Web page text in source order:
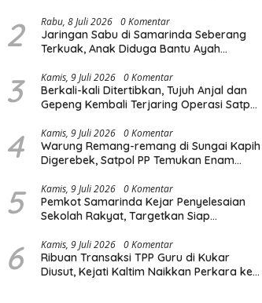
2 Rabu, 8 Juli 2026 0 Komentar
Jaringan Sabu di Samarinda Seberang
Terkuak, Anak Diduga Bantu Ayah
3 Kamis, 9 Juli 2026 0 Komentar
Berkali-kali Ditertibkan, Tujuh Anjal dan
Gepeng Kembali Terjaring Operasi Satpol
4 Kamis, 9 Juli 2026 0 Komentar
Warung Remang-remang di Sungai Kapih
Digerebek, Satpol PP Temukan Enam
5 Kamis, 9 Juli 2026 0 Komentar
Pemkot Samarinda Kejar Penyelesaian
Sekolah Rakyat, Targetkan Siap
6 Kamis, 9 Juli 2026 0 Komentar
Ribuan Transaksi TPP Guru di Kukar
Diusut, Kejati Kaltim Naikkan Perkara ke